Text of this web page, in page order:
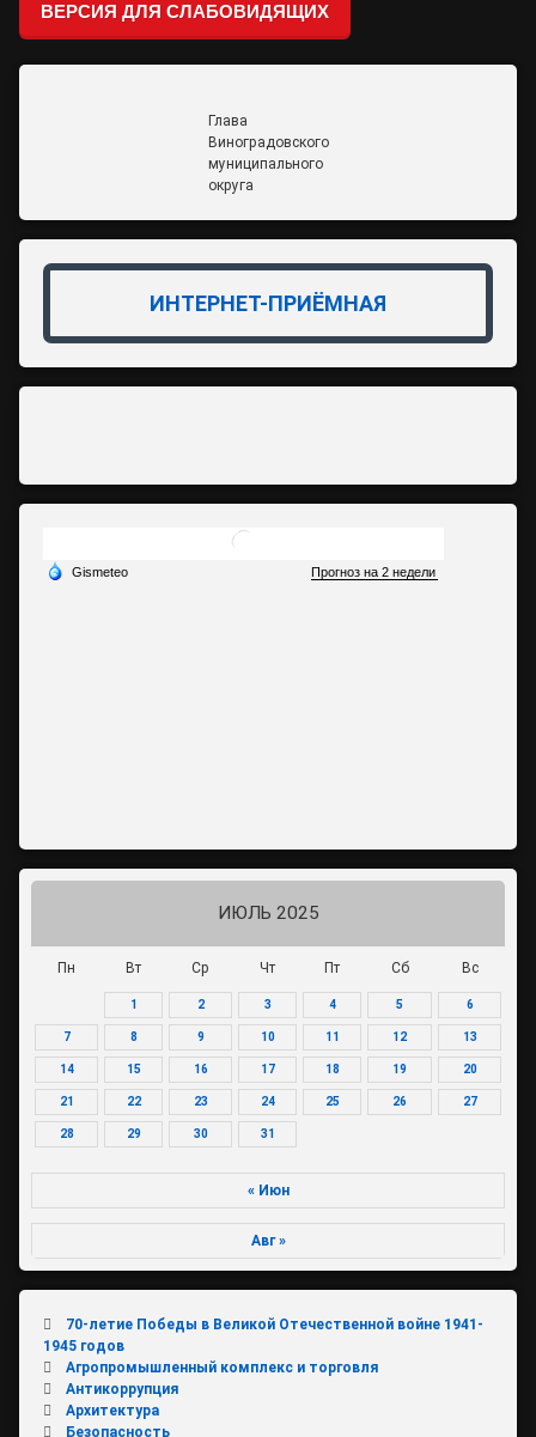
ВЕРСИЯ ДЛЯ СЛАБОВИДЯЩИХ
Глава
Виноградовского
муниципального
округа
ИНТЕРНЕТ-ПРИЁМНАЯ
ИЮЛЬ 2025
Пн Вт Ср Чт Пт Сб Вс
1 2 3 4 5 6
7 8 9 10 11 12 13
14 15 16 17 18 19 20
21 22 23 24 25 26 27
28 29 30 31
« Июн
Авг »
70-летие Победы в Великой Отечественной войне 1941-
1945 годов
Агропромышленный комплекс и торговля
Антикоррупция
Архитектура
Безопасность